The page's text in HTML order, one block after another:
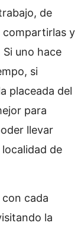
de
compartirlas y
uno hace
si
placeada del
para
llevar
de
cada
la